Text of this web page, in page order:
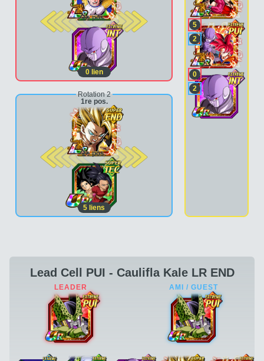
2e pos.
0lien
Rotation 2
1re pos.
2e pos.
5 liens
5
2
0
2
Lead Cell PUI - Caulifla Kale LR END